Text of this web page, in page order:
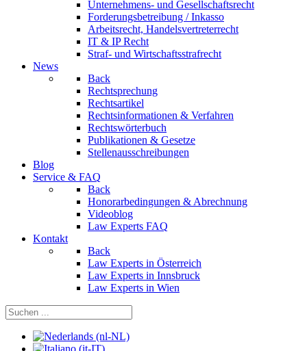
Unternehmens- und Gesellschaftsrecht
Forderungsbetreibung / Inkasso
Arbeitsrecht, Handelsvertreterrecht
IT & IP Recht
Straf- und Wirtschaftsstrafrecht
News
Back
Rechtsprechung
Rechtsartikel
Rechtsinformationen & Verfahren
Rechtswörterbuch
Publikationen & Gesetze
Stellenausschreibungen
Blog
Service & FAQ
Back
Honorarbedingungen & Abrechnung
Videoblog
Law Experts FAQ
Kontakt
Back
Law Experts in Österreich
Law Experts in Innsbruck
Law Experts in Wien
Sprache auswählen